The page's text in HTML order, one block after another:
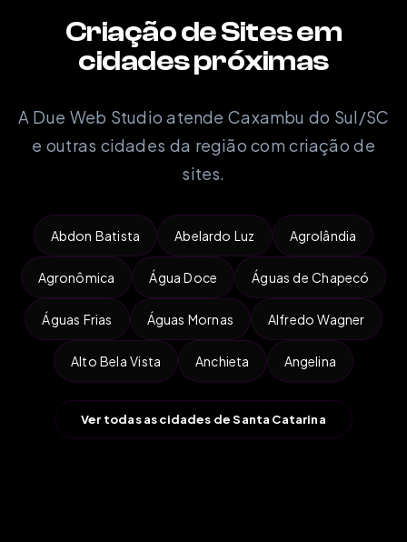
Criação de Sites em
cidades próximas
A Due Web Studio atende Caxambu do Sul/SC
e outras cidades da região com criação de
sites.
Abdon Batista Abelardo Luz Agrolândia
Agronômica Água Doce Águas de Chapecó
Águas Frias Águas Mornas Alfredo Wagner
Alto Bela Vista Anchieta Angelina
Ver todas as cidades de Santa Catarina